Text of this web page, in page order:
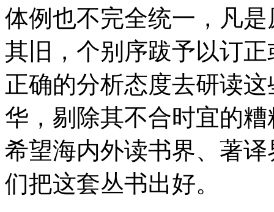
体例也不完全统一，凡
其旧，个别序跋予以订
正确的分析态度去研读
华，剔除其不合时宜的
希望海内外读书界、著
们把这套丛书出好。